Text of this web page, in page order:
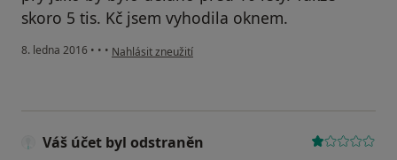
skoro 5 tis. Kč jsem vyhodila oknem.
8. ledna 2016 • • • podle názoru uživatele Váš účet byl odstraněn
Nahlásit zneužití
Váš účet byl odstraněn